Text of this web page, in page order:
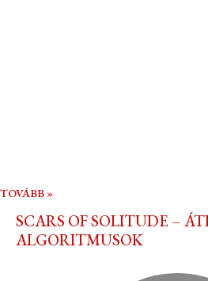
TOVÁBB »
SCARS OF SOLITUDE –
ALGORITMUSOK